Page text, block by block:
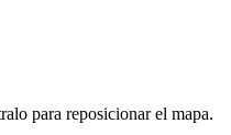
para reposicionar el mapa.